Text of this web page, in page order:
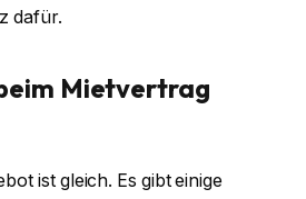
dafür.
Mietvertrag
ist gleich. Es gibt einige